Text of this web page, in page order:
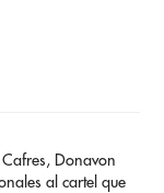
Donavon
al cartel que